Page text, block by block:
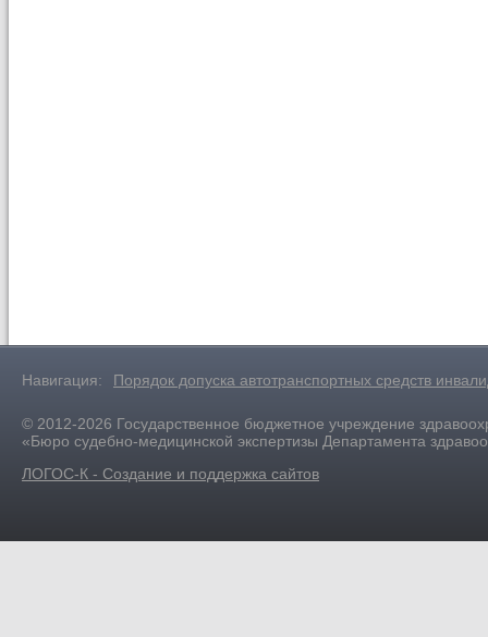
Навигация: Порядок допуска автотранспортных средств
© 2012-2026 Государственное бюджетное учреждение
«Бюро судебно-медицинской экспертизы Департамента
ЛОГОС-К - Создание и поддержка сайтов